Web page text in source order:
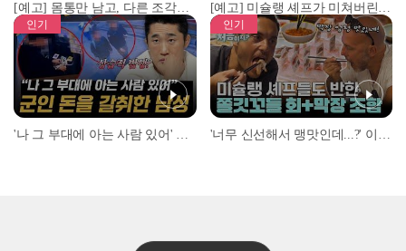
[예고] 몸통만 남고, 다른 조각은 어디에..? 시화호에서 드러난 충격적인 토막 살인사건! [예고] 미슐랭 셰프가 미쳐버린 이유! 본능이 깨어난 사건은?
인기 인기